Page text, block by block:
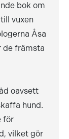
bok om
vuxen
Åsa
de främsta
oavsett
hund.
för
vilket gör